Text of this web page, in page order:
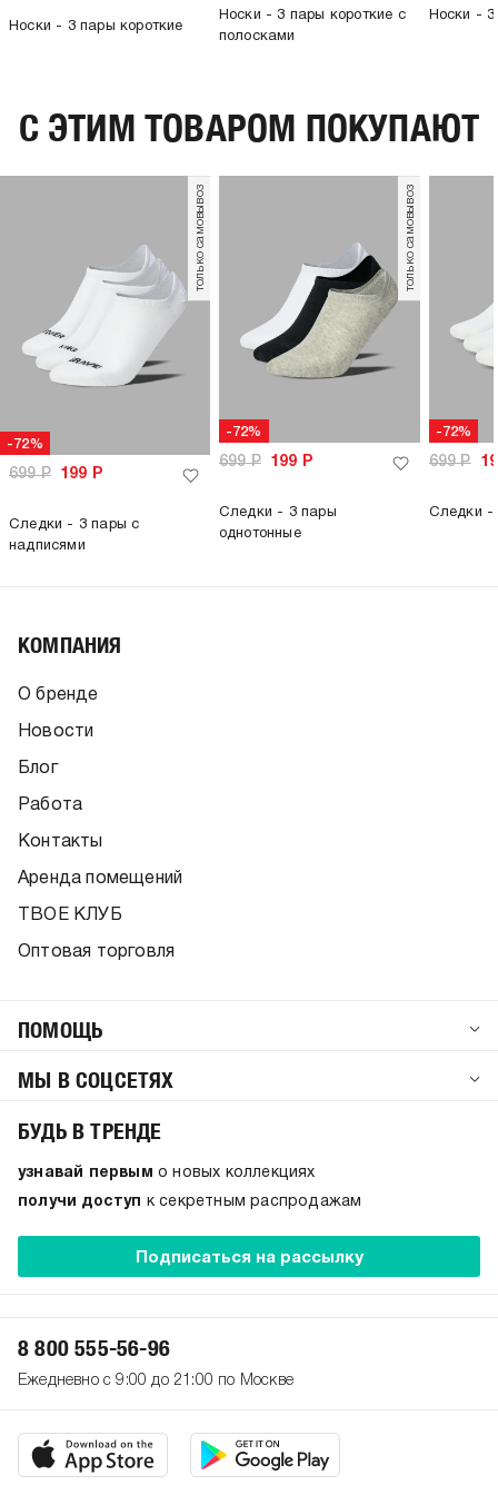
Носки - 3 пары короткие
Носки - 3 пары короткие с
полосками
Носки -
C ЭТИМ ТОВАРОМ ПОКУПАЮТ
-72%
только самовывоз
699Р 199 Р
Следки - 3 пары с
надписями
-72%
только самовывоз
699Р 199 Р
Следки - 3 пары
однотонные
-72%
699Р
Следки -
КОМПАНИЯ
О бренде
Новости
Блог
Работа
Контакты
Аренда помещений
ТВОЕ КЛУБ
Оптовая торговля
ПОМОЩЬ
МЫ В СОЦСЕТЯХ
БУДЬ В ТРЕНДЕ
узнавай первым о новых коллекциях
получи доступ
к секретным распродажам
Подписаться на рассылку
8 800 555-56-96
Ежедневно с 9:00 до 21:00 по Москве